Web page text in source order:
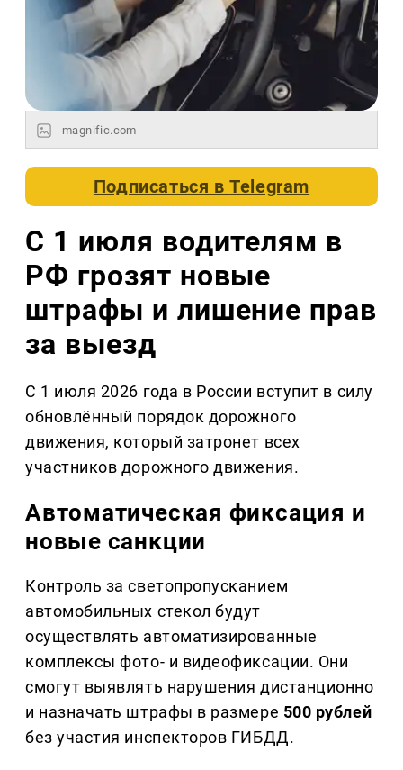
magnific.com
Подписаться вTelegram
С 1 июля водителям в
РФ грозят новые
штрафы и лишение прав
за выезд
С 1 июля 2026 года в России вступит в силу
обновлённый порядок дорожного
движения, который затронет всех
участников дорожного движения.
Автоматическая фиксация и
новые санкции
Контроль за светопропусканием
автомобильных стекол будут
осуществлять автоматизированные
комплексы фото- и видеофиксации. Они
смогут выявлять нарушения дистанционно
и назначать штрафы в размере 500 рублей
без участия инспекторов ГИБДД.